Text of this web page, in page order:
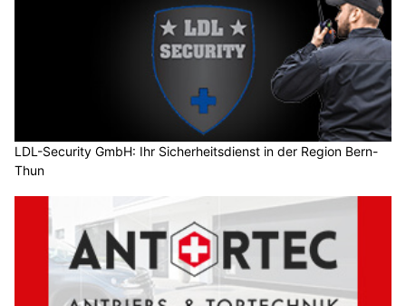
LDL-Security GmbH: Ihr Sicherheitsdienst in der Region Bern-
Thun